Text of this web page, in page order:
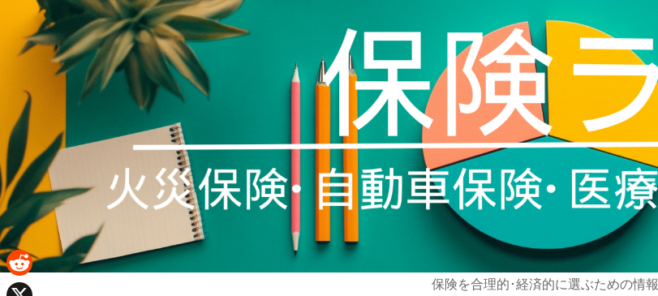
保険を合理的･経済的に選ぶための情報
R